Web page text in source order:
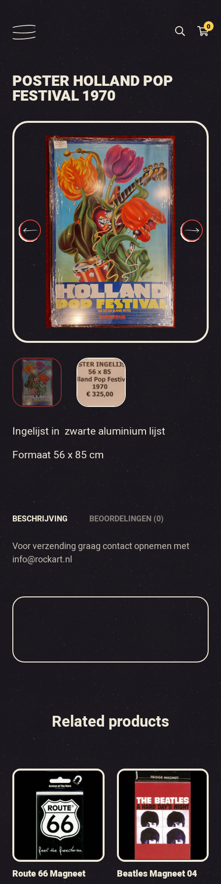
0
POSTER HOLLAND POP
FESTIVAL 1970
Ingelijst in zwarte aluminium lijst
Formaat 56 x 85 cm
BESCHRIJVING BEOORDELINGEN (0)
Voor verzending graag contact opnemen met
info@rockart.nl
Related products
Route 66 Magneet Beatles Magneet 04